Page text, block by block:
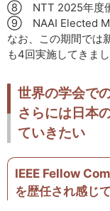
⑧ NTT 2025年度優
⑨ NAAI Elected
なお、この期間では
も4回実施してきまし
世界の学会で
さらには日本
ていきたい
IEEE Fellow
を歴任され感じ